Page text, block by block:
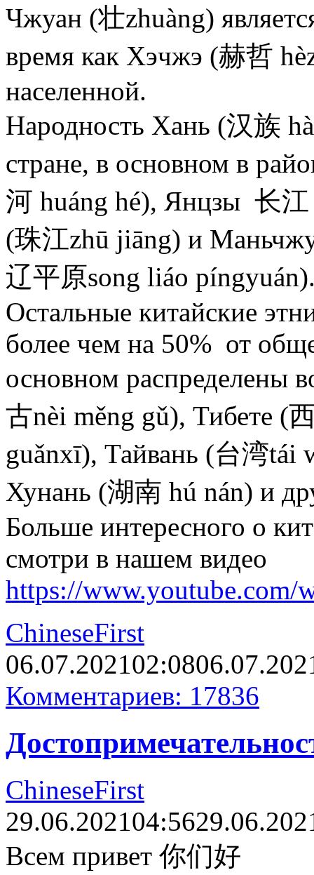
Чжуан (壮zhuàng)
время как Хэчжэ (赫哲
населенной.
Народность Хань (汉族
стране, в основном в
河 huáng hé), Янцзы 长
(珠江zhū jiāng) и
辽平原song liáo
Остальные китайские
более чем на 50% от
основном распределены
古nèi měng gǔ), Тибете (
guǎnxī), Тайвань (台湾tái
Хунань (湖南 hú nán) и
Больше интересного о
смотри в нашем видео
https://
ChineseFirst
06.07.202102:08
Комментариев: 17836
ChineseFirst
29.06.202104:56
Всем привет 你们好